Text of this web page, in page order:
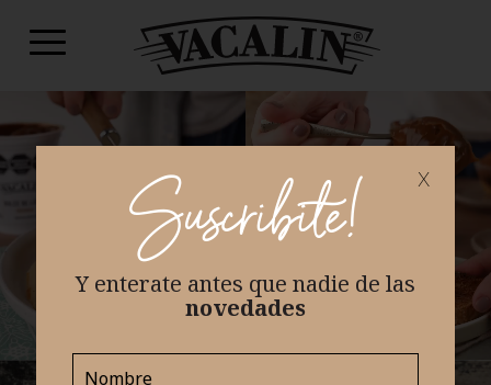
x
Suscribite!
Y enterate antes que nadie de las
novedades